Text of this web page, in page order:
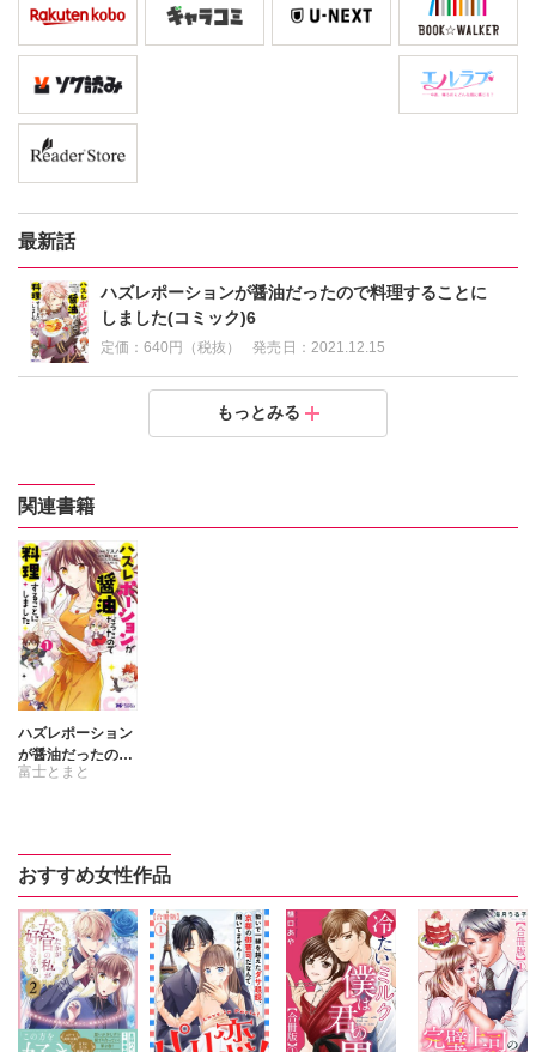
最新話
ハズレポーションが醤油だったので料理することに
しました(コミック)6
定価：640円（税抜） 発売日： 2021.12.15
ハズレポーションが醤油だったので料理することにし
ました(コミック)5
ハズレポーションが醤油だったので料理することにし
ました(コミック)4
ハズレポーションが醤油だったので料理することにし
ました(コミック)3
ハズレポーションが醤油だったので料理することにし
ました(コミック)2
ハズレポーションが醤油だったので料理することにし
ました(コミック)1もっとみる
関連書籍
ハズレポーション
が醤油だったので
料理することにし
富士とまと
おすすめ女性作品